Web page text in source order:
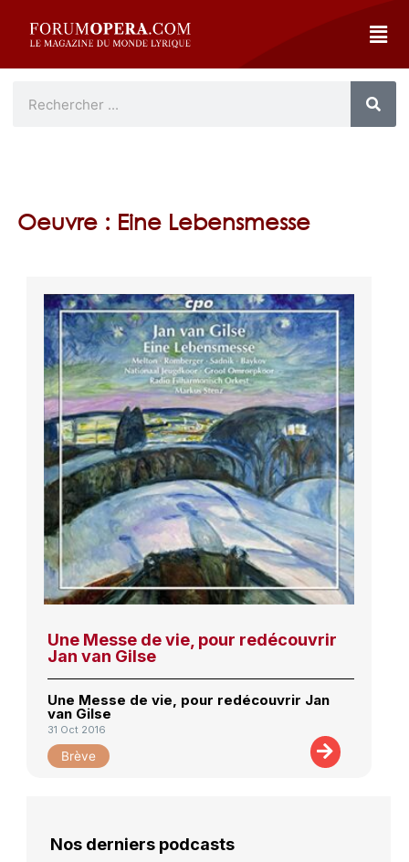
Oeuvre : Eine Lebensmesse
Une Messe de vie, pour redécouvrir
Jan van Gilse
Une Messe de vie, pour redécouvrir Jan
van Gilse
31 Oct 2016
Brève
Nos derniers podcasts